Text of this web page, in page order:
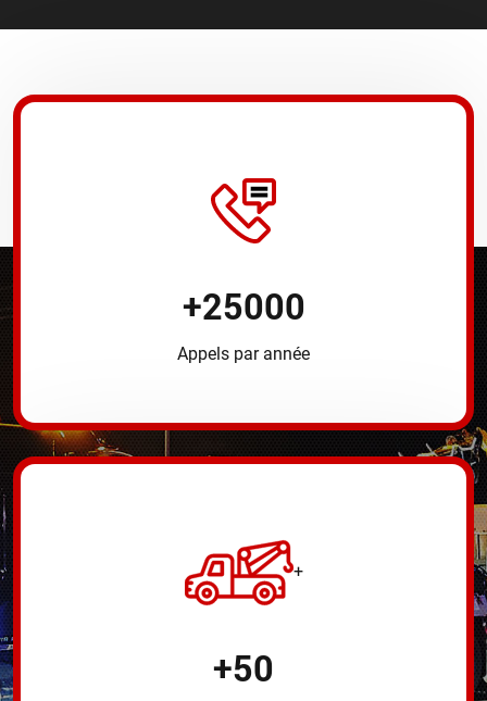
+25000
Appels par année
+
+50